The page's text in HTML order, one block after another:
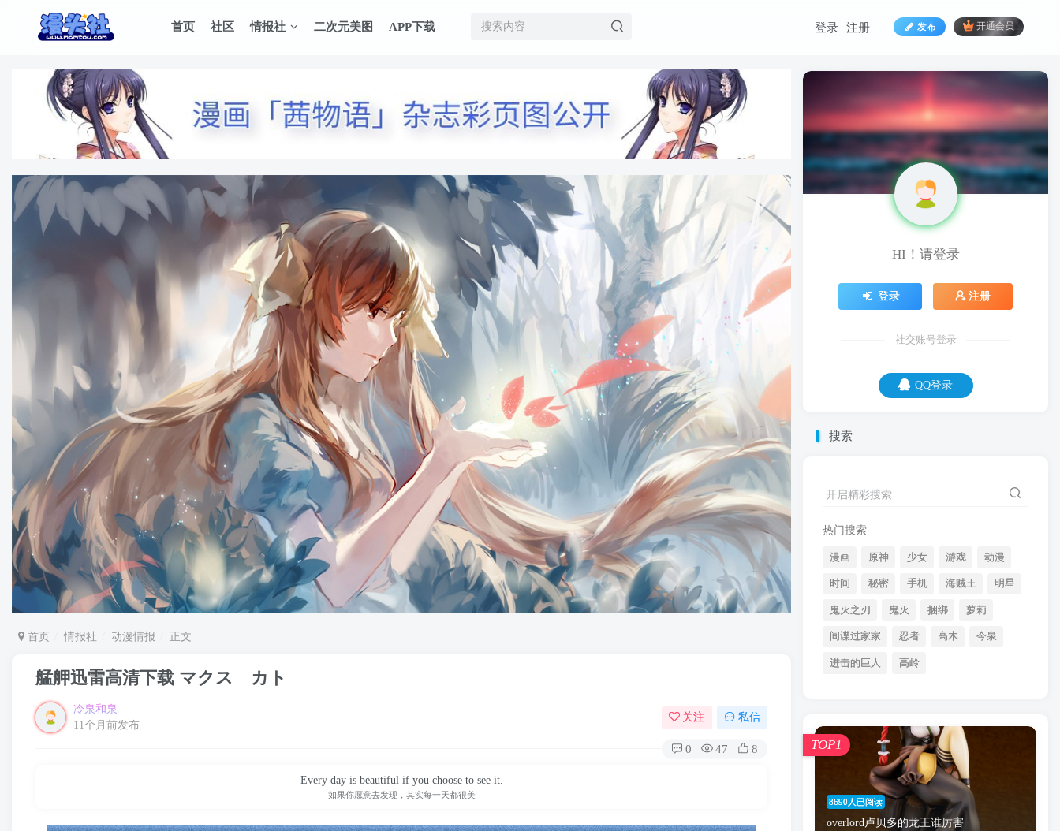
首页 社区 情报社 二次元美图 APP下载 发布 开通会员
登录 注册
首页 情报社 动漫情报 正文
艋舺迅雷高清下载 マクス カト
冷泉和泉
11个月前发布
关注 私信
0 47 8
Every day is beautiful if you choose to see it.
如果你愿意去发现，其实每一天都很美
HI！请登录
登录 注册
社交账号登录
QQ登录
搜索
开启精彩搜索
热门搜索
漫画 原神 少女 游戏 动漫
时间 秘密 手机 海贼王 明星
鬼灭之刃 鬼灭 捆绑 萝莉
间谍过家家 忍者 高木 今泉
进击的巨人 高岭
8690人已阅读
overlord卢贝多的龙王谁厉害
TOP1
HI！请登录
登录 注册
社交账号登录
QQ登录
偷一个人的主意是剽窃，偷很多人的主意
时间 秘密 手机 海贼王
鬼灭 捆绑 萝莉
间谍过家家 忍者 高木
进击的巨人 高岭